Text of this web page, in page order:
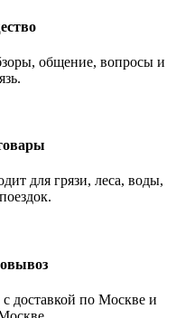
общение, вопросы и
для грязи, леса, воды,
доставкой по Москве и